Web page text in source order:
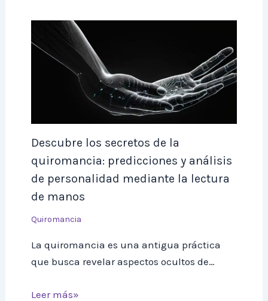
Descubre los secretos de la
quiromancia: predicciones y análisis
de personalidad mediante la lectura
de manos
Quiromancia
La quiromancia es una antigua práctica
que busca revelar aspectos ocultos de…
Leer más»